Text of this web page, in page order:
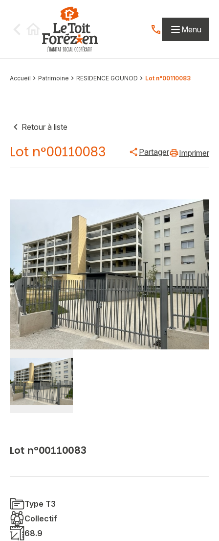
Contactez-nous
Menu
Accueil Patrimoine RESIDENCE GOUNOD Lot n°00110083
Retour à liste
Lot n°00110083 Partager Imprimer
Lot n°00110083
Type T3
Collectif
68.9